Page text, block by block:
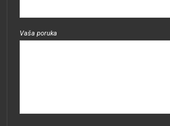
Vaša poruka